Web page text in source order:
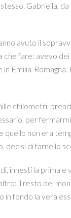
Gabriella,
avuto il
fare: avevo
Emilia-Romagna.
chilometri,
per
non era
di farne lo
innesti la prima
il resto del
fondo la vera